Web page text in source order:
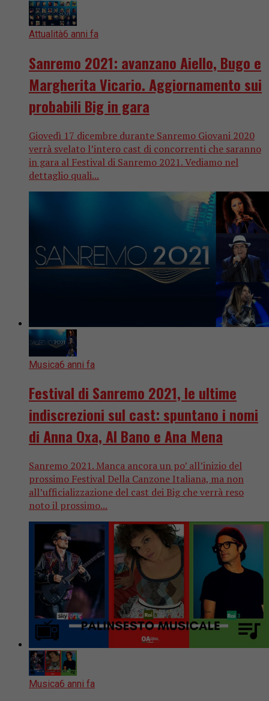
Attualità6 anni fa
Sanremo 2021: avanzano Aiello, Bugo e
Margherita Vicario. Aggiornamento sui
probabili Big in gara
Giovedì 17 dicembre durante Sanremo Giovani 2020
verrà svelato l’intero cast di concorrenti che saranno
in gara al Festival di Sanremo 2021. Vediamo nel
dettaglio quali...
Musica6 anni fa
Festival di Sanremo 2021, le ultime
indiscrezioni sul cast: spuntano i nomi
di Anna Oxa, Al Bano e Ana Mena
Sanremo 2021. Manca ancora un po’ all’inizio del
prossimo Festival Della Canzone Italiana, ma non
all’ufficializzazione del cast dei Big che verrà reso
noto il prossimo...
Musica6 anni fa